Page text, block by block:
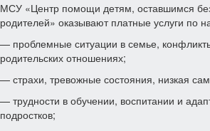
МСУ «Центр помощи детям, оставшимся
родителей» оказывают платные услуги по
— проблемные ситуации в семье,
родительских отношениях;
— страхи, тревожные состояния, низкая
— трудности в обучении, воспитании и
подростков;